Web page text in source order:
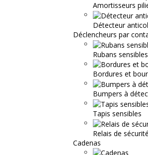
Amortisseurs
Détecteur
Déclencheurs par
Rubans sensibles
Bordures et
Bumpers à
Tapis sensibles
Relais de sécurité
Cadenas